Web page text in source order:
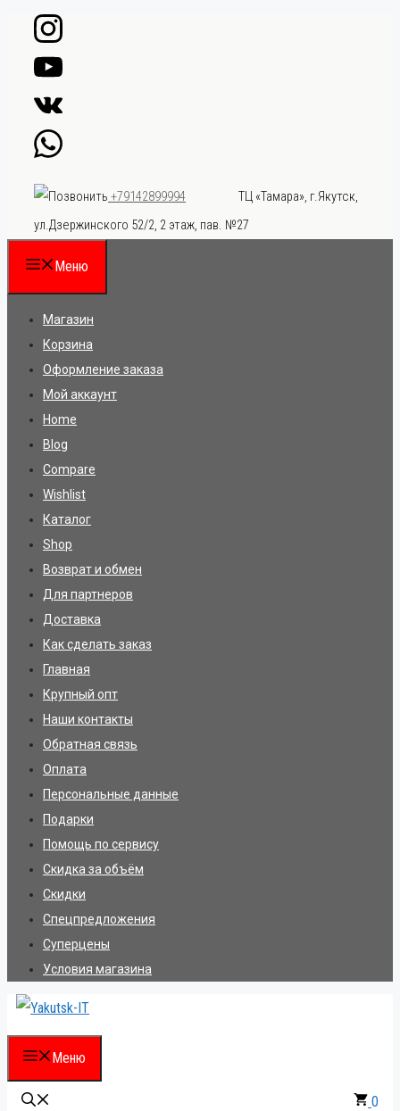
Перейти
содержимому
+79142899994
ТЦ «Тамара», г.Якутск,
ул.Дзержинского 52/2, 2 этаж, пав. №27
Меню
Магазин
Корзина
Оформление заказа
Мой аккаунт
Home
Blog
Compare
Wishlist
Каталог
Shop
Возврат и обмен
Для партнеров
Доставка
Как сделать заказ
Главная
Крупный опт
Наши контакты
Обратная связь
Оплата
Персональные данные
Подарки
Помощь по сервису
Скидка за объём
Скидки
Спецпредложения
Суперцены
Условия магазина
Меню
0